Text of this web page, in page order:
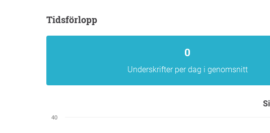
Tidsförlopp
0
Underskrifter per dag i genomsnitt
40